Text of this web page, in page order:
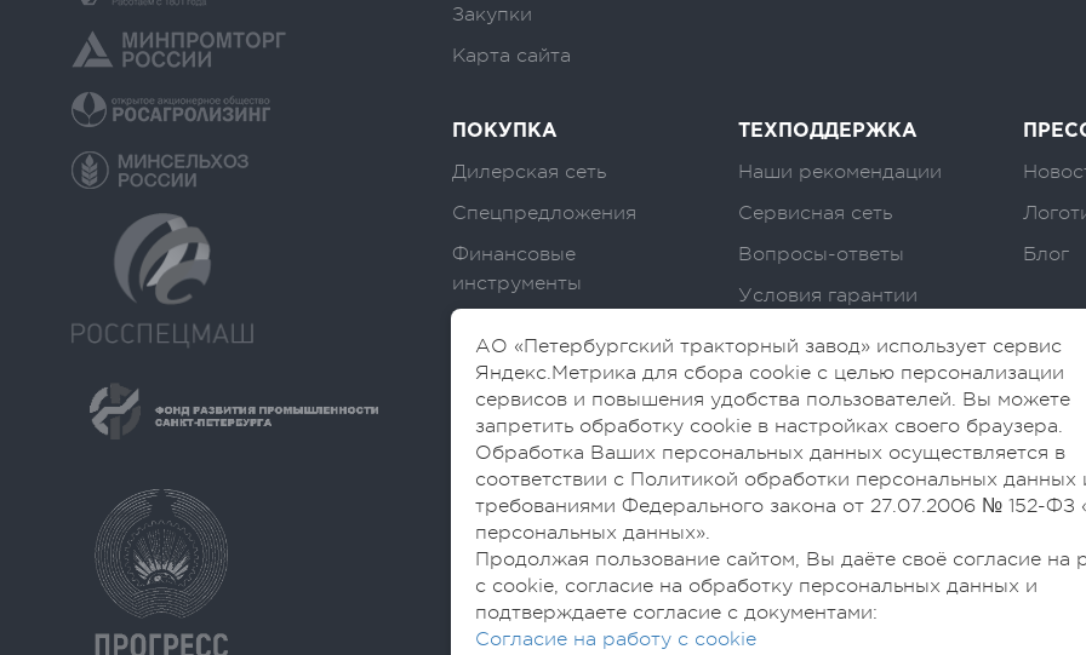
Закупки
Карта сайта
ПОКУПКА
Дилерская сеть
Спецпредложения
Финансовые
инструменты
ТЕХПОДДЕРЖКА
Наши рекомендации
Сервисная сеть
Вопросы-ответы
Условия гарантии
Блог
АО «Петербургский тракторный завод» использует сервис
Яндекс.Метрика для сбора cookie с целью персонализации
сервисов и повышения удобства пользователей. Вы можете
запретить обработку cookie в настройках своего браузера.
Обработка Ваших персональных данных осуществляется в
соответствии с Политикой обработки персональных данных
требованиями Федерального закона от 27.07.2006 № 152-ФЗ
персональных данных».
Продолжая пользование сайтом, Вы даёте своё согласие на
с cookie, согласие на обработку персональных данных и
подтверждаете согласие с документами:
Согласие на работу с cookie